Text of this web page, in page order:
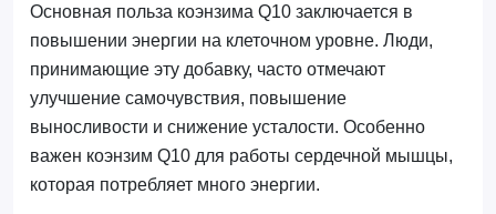
Основная польза коэнзима Q10 заключается в
повышении энергии на клеточном уровне. Люди,
принимающие эту добавку, часто отмечают
улучшение самочувствия, повышение
выносливости и снижение усталости. Особенно
важен коэнзим Q10 для работы сердечной мышцы,
которая потребляет много энергии.